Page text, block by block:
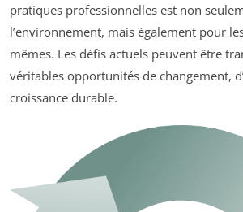
pratiques professionnelles est non
l’environnement, mais également pour
mêmes. Les défis actuels peuvent être
véritables opportunités de changement,
croissance durable.